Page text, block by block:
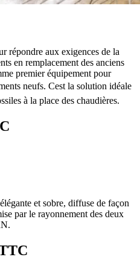
répondre aux exigences de la
en remplacement des anciens
premier équipement pour
neufs. Cest la solution idéale
à la place des chaudières.
et sobre, diffuse de façon
par le rayonnement des deux